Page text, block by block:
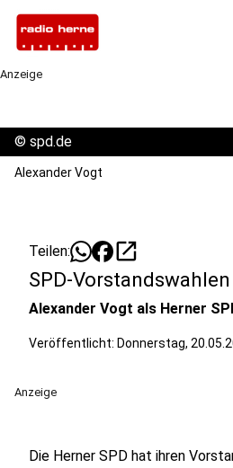
Anzeige
© spd.de
Alexander Vogt
Teilen: open_in_new
SPD-Vorstandswahlen
Alexander Vogt als Herner
Veröffentlicht: Donnerstag,
Anzeige
Die Herner SPD hat ihren